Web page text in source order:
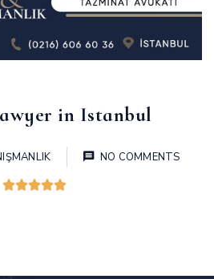
in Istanbul
NO COMMENTS